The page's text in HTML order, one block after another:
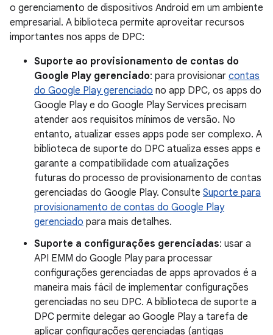
o gerenciamento de dispositivos Android em um ambiente
empresarial. A biblioteca permite aproveitar recursos
importantes nos apps de DPC:
Suporte ao provisionamento de contas do
Google Play gerenciado: para provisionar contas
do Google Play gerenciado no app DPC, os apps do
Google Play e do Google Play Services precisam
atender aos requisitos mínimos de versão. No
entanto, atualizar esses apps pode ser complexo. A
biblioteca de suporte do DPC atualiza esses apps e
garante a compatibilidade com atualizações
futuras do processo de provisionamento de contas
gerenciadas do Google Play. Consulte Suporte para
provisionamento de contas do Google Play
gerenciado para mais detalhes.
Suporte a configurações gerenciadas: usar a
API EMM do Google Play para processar
configurações gerenciadas de apps aprovados é a
maneira mais fácil de implementar configurações
gerenciadas no seu DPC. A biblioteca de suporte a
DPC permite delegar ao Google Play a tarefa de
aplicar configurações gerenciadas (antigas